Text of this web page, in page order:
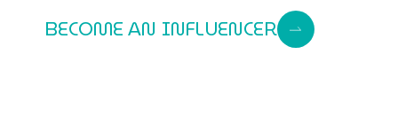
BECOME AN INFLUENCER